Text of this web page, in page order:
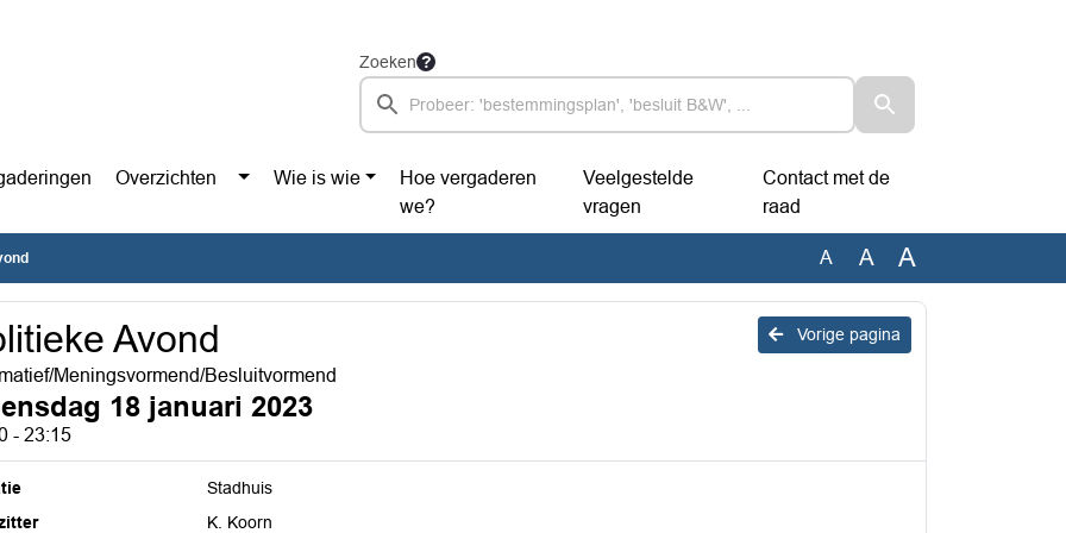
Zoeken
Overzichten Wie is wie
Hoe vergaderen
we?
Veelgestelde
vragen
Contact met de
raad
A A A
Vorige pagina
Avond
Meningsvormend/Besluitvormend
18 januari 2023
- 23:15
Stadhuis
K. Koorn